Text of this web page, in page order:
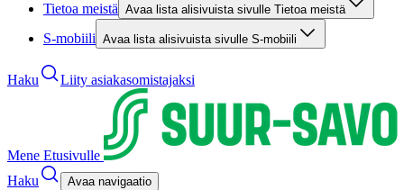
Tietoa meistä Avaa lista alisivuista sivulle Tietoa meistä
S-mobiili Avaa lista alisivuista sivulle S-mobiili
Haku Liity asiakasomistajaksi
Mene Etusivulle
Haku
Avaa navigaatio